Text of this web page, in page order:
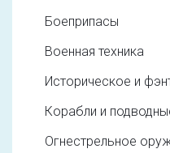
Боеприпасы
Военная техника
Историческое и
Корабли и
Огнестрельное